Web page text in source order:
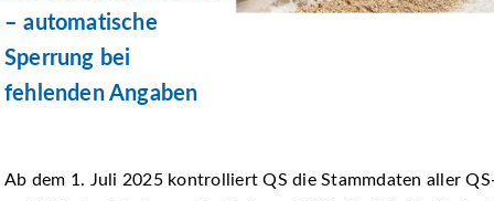
– automatische
Sperrung bei
fehlenden Angaben
Ab dem 1. Juli 2025 kontrolliert QS die Stammdaten aller